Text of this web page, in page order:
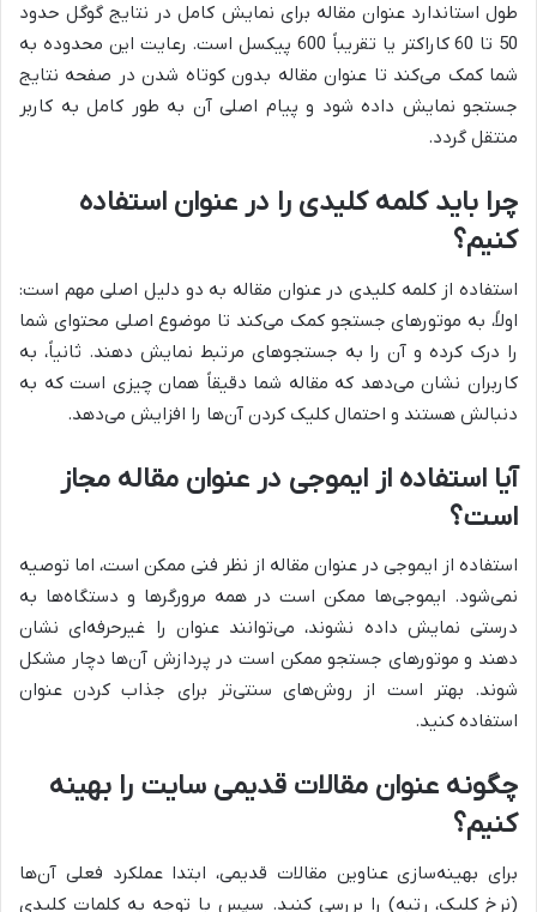
طول استاندارد عنوان مقاله برای نمایش کامل در نتایج گوگل حدود
50 تا 60 کاراکتر یا تقریباً 600 پیکسل است. رعایت این محدوده به
شما کمک می‌کند تا عنوان مقاله بدون کوتاه شدن در صفحه نتایج
جستجو نمایش داده شود و پیام اصلی آن به طور کامل به کاربر
منتقل گردد.
چرا باید کلمه کلیدی را در عنوان استفاده
کنیم؟
استفاده از کلمه کلیدی در عنوان مقاله به دو دلیل اصلی مهم است:
اولاً، به موتورهای جستجو کمک می‌کند تا موضوع اصلی محتوای شما
را درک کرده و آن را به جستجوهای مرتبط نمایش دهند. ثانیاً، به
کاربران نشان می‌دهد که مقاله شما دقیقاً همان چیزی است که به
دنبالش هستند و احتمال کلیک کردن آن‌ها را افزایش می‌دهد.
آیا استفاده از ایموجی در عنوان مقاله مجاز
است؟
استفاده از ایموجی در عنوان مقاله از نظر فنی ممکن است، اما توصیه
نمی‌شود. ایموجی‌ها ممکن است در همه مرورگرها و دستگاه‌ها به
درستی نمایش داده نشوند، می‌توانند عنوان را غیرحرفه‌ای نشان
دهند و موتورهای جستجو ممکن است در پردازش آن‌ها دچار مشکل
شوند. بهتر است از روش‌های سنتی‌تر برای جذاب کردن عنوان
استفاده کنید.
چگونه عنوان مقالات قدیمی سایت را بهینه
کنیم؟
برای بهینه‌سازی عناوین مقالات قدیمی، ابتدا عملکرد فعلی آن‌ها
(نرخ کلیک، رتبه) را بررسی کنید. سپس با توجه به کلمات کلیدی